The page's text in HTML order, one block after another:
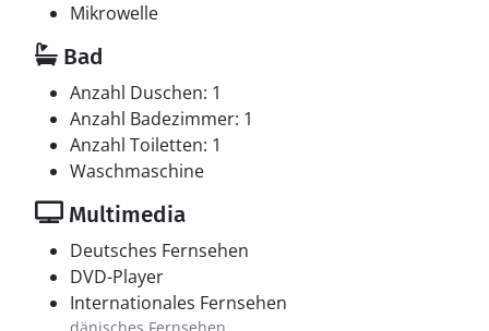
Mikrowelle
Bad
Anzahl Duschen: 1
Anzahl Badezimmer: 1
Anzahl Toiletten: 1
Waschmaschine
Multimedia
Deutsches Fernsehen
DVD-Player
Internationales Fernsehen